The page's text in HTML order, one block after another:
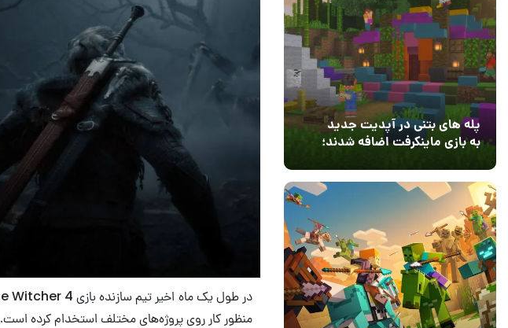
پله های بتنی در آپدیت جدید
به بازی ماینکرفت اضافه شدند؛
منظور کار روی پروژه‌های مختلف استخدام کرده است.